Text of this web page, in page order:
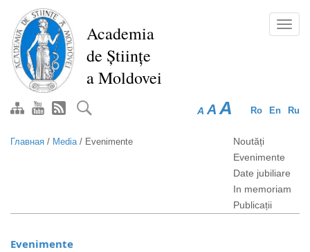
Перейти
основному
содержанию
Academia
de Științe
a Moldovei
Ro En Ru
A A A
Главная / Media/ Evenimente
Noutăți
Evenimente
Date jubiliare
In memoriam
Publicații
Evenimente